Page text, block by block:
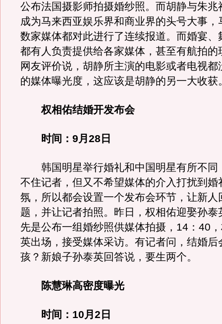
公布法国摄影师拍摄婚纱照。而胡静与朱兆
成为马来西亚娱乐界和商业界的头号大事，
数家媒体都对此进行了连续报道。而婚宴、
都有人负责提供给各家媒体，甚至有航拍的
网友评价说，胡静所主演的电影或者电视都
的媒体曝光度，这应该是胡静的另一大收获
权相佑结婚开发布会
时间：9月28日
韩国明星举行婚礼和中国明星有所不同
不住记者，但又不希望媒体的介入打扰到婚
氛，所以都会设置一个发布会环节，让新人
题，并让记者拍照。昨日，权相佑迎娶孙泰
先是公布一组婚纱照供媒体拍摄，14：40
英出场，接受媒体采访。有记者问，结婚后
孩？新娘子孙泰英回答说，要生两个。
陈慧琳高密度曝光
时间：10月2日